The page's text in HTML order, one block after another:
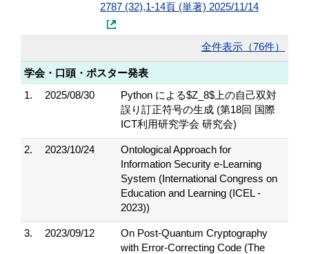
2787 (32),1-14頁 (単著) 2025/11/14
全件表示（76件）
学会・口頭・ポスター発表
1.
2025/08/30
Python による$Z_8$上の自己双対
誤り訂正符号の生成 (第18回 国際
ICT利用研究学会 研究会)
2. 2023/10/24
Ontological Approach for
Information Security e-Learning
System (International Congress on
Education and Learning (ICEL -
2023))
3. 2023/09/12
On Post-Quantum Cryptography
with Error-Correcting Code (The